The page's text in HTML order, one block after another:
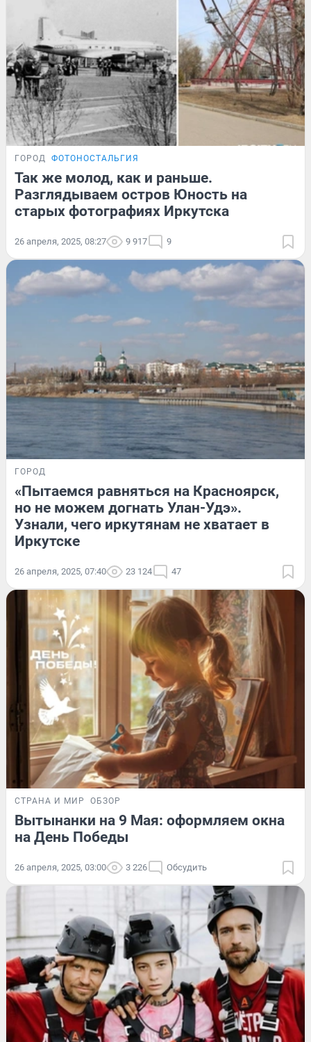
ГОРОД ФОТОНОСТАЛЬГИЯ
Так же молод, как и раньше.
Разглядываем остров Юность на
старых фотографиях Иркутска
26 апреля, 2025, 08:27 9 917 9
ГОРОД
«Пытаемся равняться на Красноярск,
но не можем догнать Улан-Удэ».
Узнали, чего иркутянам не хватает в
Иркутске
26 апреля, 2025, 07:40 23 124 47
СТРАНА И МИР ОБЗОР
Вытынанки на 9 Мая: оформляем окна
на День Победы
26 апреля, 2025, 03:00 3 226 Обсудить